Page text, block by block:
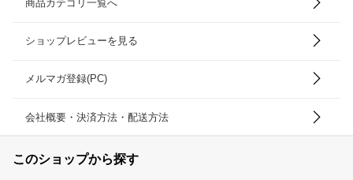
商品カテゴリ一覧へ
ショップレビューを見る
メルマガ登録(PC)
会社概要・決済方法・配送方法
このショップから探す